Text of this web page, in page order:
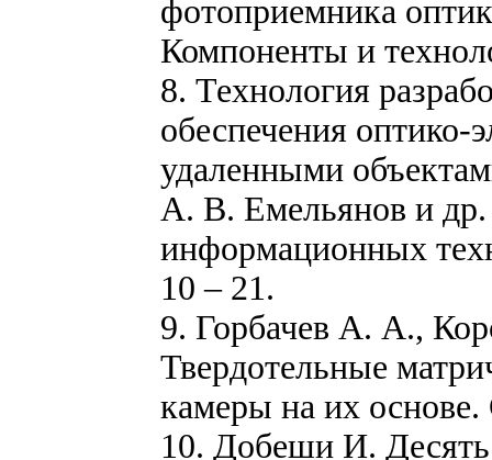
фотоприемника
Компоненты и
8. Технология
обеспечения оптико-
удаленными
А. В. Емельянов и
информационных
10 – 21.
9. Горбачев А. А.,
Твердотельные
камеры на их
10. Добеши И.